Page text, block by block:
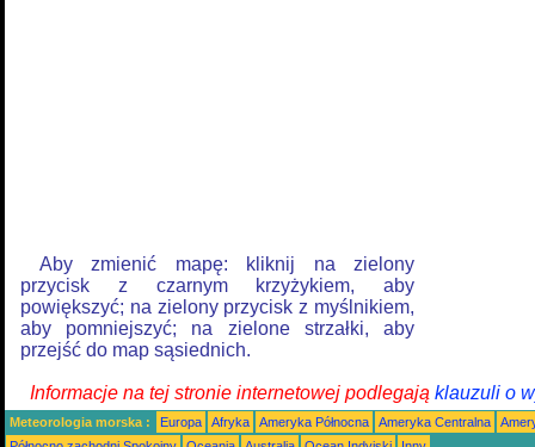
Aby zmienić mapę: kliknij na zielony
przycisk z czarnym krzyżykiem, aby
powiększyć; na zielony przycisk z myślnikiem,
aby pomniejszyć; na zielone strzałki, aby
przejść do map sąsiednich.
Informacje na tej stronie internetowej podlegają klauzuli o
Meteorologia morska : Europa Afryka Ameryka Północna Ameryka Centralna